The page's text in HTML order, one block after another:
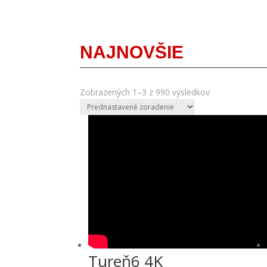
NAJNOVŠIE
Zobrazených 1–3 z 990 výsledkov
Tureň6 4K